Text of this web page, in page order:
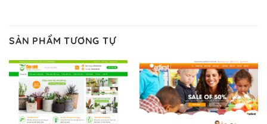
Và bạn có toàn quyền tự do khi quyết định nơi lưu trữ
trang web WordPress của bạn.
Dễ dàng lựa chọn Hosting cho website WordPress
– Bảo mật cực tốt
SẢN PHẨM TƯƠNG TỰ